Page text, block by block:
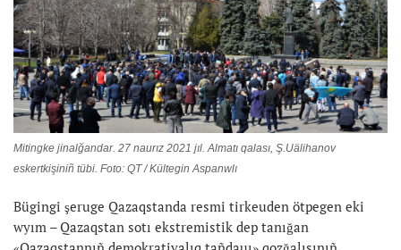
Mitingke jinalğandar. 27 naurız 2021 jıl. Almatı qalası, Ş.Uälihanov
eskertkişiniñ tübi. Foto: QT / Kültegin Aspanwlı
Bügingi şeruge Qazaqstanda resmi tirkeuden ötpegen eki
wyım – Qazaqstan sotı ekstremistik dep tanığan